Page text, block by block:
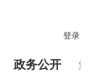
登录
政务公开 解